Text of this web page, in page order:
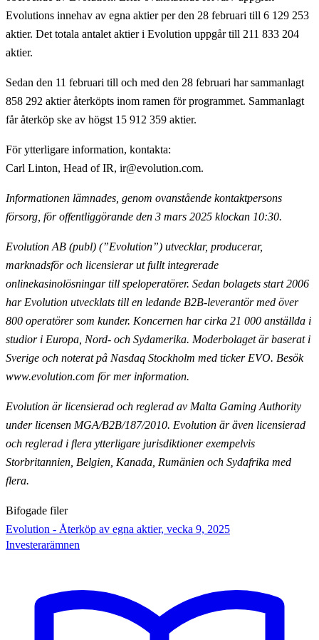
Evolutions innehav av egna aktier per den 28 februari till 6 129 253
aktier. Det totala antalet aktier i Evolution uppgår till 211 833 204
aktier.
Sedan den 11 februari till och med den 28 februari har sammanlagt
858 292 aktier återköpts inom ramen för programmet. Sammanlagt
får återköp ske av högst 15 912 359 aktier.
För ytterligare information, kontakta:
Carl Linton, Head of IR, ir@evolution.com.
Informationen lämnades, genom ovanstående kontaktpersons
försorg, för offentliggörande den 3 mars 2025 klockan 10:30.
Evolution AB (publ) (”Evolution”) utvecklar, producerar,
marknadsför och licensierar ut fullt integrerade
onlinekasinolösningar till speloperatörer. Sedan bolagets start 2006
har Evolution utvecklats till en ledande B2B-leverantör med över
800 operatörer som kunder. Koncernen har cirka 21 000 anställda i
studior i Europa, Nord- och Sydamerika. Moderbolaget är baserat i
Sverige och noterat på Nasdaq Stockholm med ticker EVO. Besök
www.evolution.com för mer information.
Evolution är licensierad och reglerad av Malta Gaming Authority
under licensen MGA/B2B/187/2010. Evolution är även licensierad
och reglerad i flera ytterligare jurisdiktioner exempelvis
Storbritannien, Belgien, Kanada, Rumänien och Sydafrika med
flera.
Bifogade filer
Evolution - Återköp av egna aktier, vecka 9, 2025
Investerarämnen